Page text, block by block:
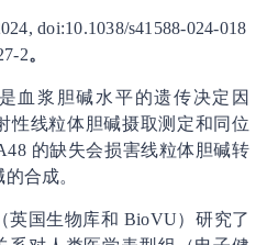
doi:10.1038/s41588-024-018
2。
血浆胆碱水平的遗传决定因
性线粒体胆碱摄取测定和同位
的缺失会损害线粒体胆碱转
合成。
英国生物库和 BioVU）研究了